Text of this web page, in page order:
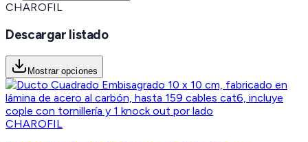
CHAROFIL
Descargar listado
Mostrar opciones
CHAROFIL